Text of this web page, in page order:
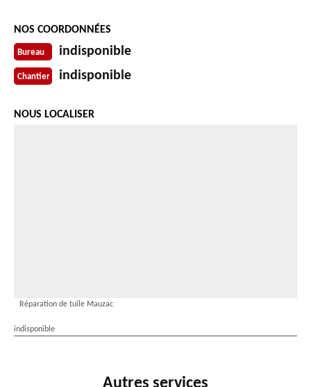
NOS COORDONNÉES
Bureau indisponible
Chantier indisponible
NOUS LOCALISER
Réparation de tuile Mauzac
indisponible
Autres services